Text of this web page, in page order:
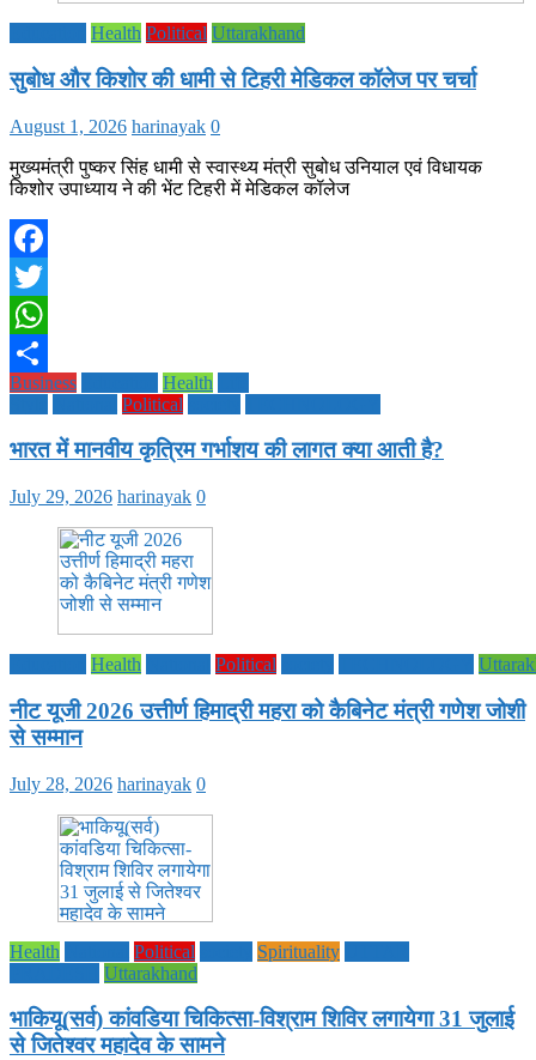
Health Political Uttarakhand
सुबोध और किशोर की धामी से टिहरी मेडिकल कॉलेज पर चर्चा
August 1, 2026 harinayak 0
मुख्यमंत्री पुष्कर सिंह धामी से स्वास्थ्य मंत्री सुबोध उनियाल एवं विधायक
किशोर उपाध्याय ने की भेंट टिहरी में मेडिकल कॉलेज
Facebook
Twitter
WhatsApp
Share
Business Health
Political
भारत में मानवीय कृत्रिम गर्भाशय की लागत क्या आती है?
July 29, 2026 harinayak 0
Health Political
नीट यूजी 2026 उत्तीर्ण हिमाद्री महरा को कैबिनेट मंत्री गणेश जोशी
से सम्मान
July 28, 2026 harinayak 0
Health Political Spirituality
Uttarakhand
भाकियू(सर्व) कांवडिया चिकित्सा-विश्राम शिविर लगायेगा 31 जुलाई
से जितेश्वर महादेव के सामने